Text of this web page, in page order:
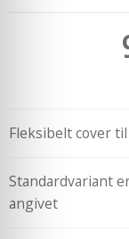
Fleksibelt cover
Standardvariant
angivet